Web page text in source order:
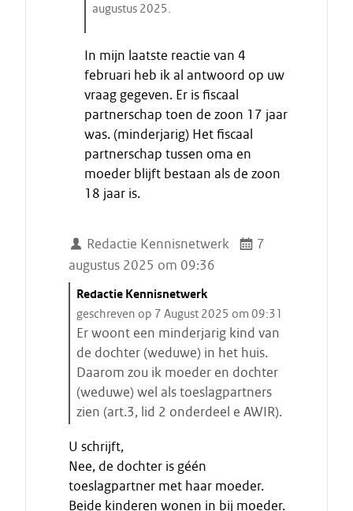
augustus 2025.
i
n
d
e
c
i
t
a
In mijn laatste reactie van 4
februari heb ik al antwoord op uw
vraag gegeven. Er is fiscaal
partnerschap toen de zoon 17 jaar
was. (minderjarig) Het fiscaal
partnerschap tussen oma en
moeder blijft bestaan als de zoon
18 jaar is.
Redactie Kennisnetwerk
7
augustus 2025 om 09:36
C
i
t
a
a
t
s
a
r
t
e
Redactie Kennisnetwerk
geschreven op 7 August 2025 om 09:31
Er woont een minderjarig kind van
de dochter (weduwe) in het huis.
Daarom zou ik moeder en dochter
(weduwe) wel als toeslagpartners
zien (art.3, lid 2 onderdeel e AWIR).
i
n
d
e
U schrijft,
Nee, de dochter is géén
toeslagpartner met haar moeder.
Beide kinderen wonen in bij moeder.